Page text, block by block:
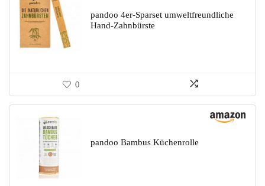
pandoo 4er-Sparset umweltfreundliche
Hand-Zahnbürste
0
pandoo Bambus Küchenrolle